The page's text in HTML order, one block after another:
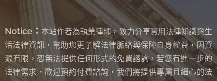
Notice： 本站作者為執業律師，致力分享實用法律知識與生
活法律資訊，幫助您更了解法律脈絡與保障自身權益，因資
源有限，恕無法提供任何形式的免費諮詢， 若您有進一步的
法律需求，歡迎預約付費諮詢，我們將提供專屬且細心的法